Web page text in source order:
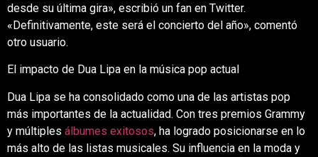
desde su última gira», escribió un fan en Twitter.
«Definitivamente, este será el concierto del año», comentó
otro usuario.
El impacto de Dua Lipa en la música pop actual
Dua Lipa se ha consolidado como una de las artistas pop
más importantes de la actualidad. Con tres premios Grammy
y múltiples álbumes exitosos, ha logrado posicionarse en lo
más alto de las listas musicales. Su influencia en la moda y